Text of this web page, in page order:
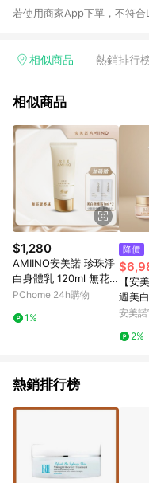
若使用商家App下單，不符合
相似商品 熱銷排行
相似商品
$1,280
AMIINO安美諾 珍珠淨
白身體乳 120ml 無花
果香味
PChome 24h購物
1%
降價
【安
週美
安美
2%
熱銷排行榜